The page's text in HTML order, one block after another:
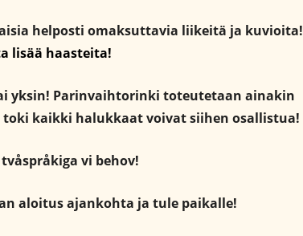
helposti omaksuttavia liikeitä ja kuvioita!
lisää haasteita!
yksin! Parinvaihtorinki toteutetaan ainakin
kaikki halukkaat voivat siihen osallistua!
vi behov!
aloitus ajankohta ja tule paikalle!